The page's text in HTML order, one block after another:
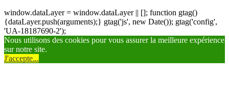
window.dataLayer = window.dataLayer || []; function gtag()
{dataLayer.push(arguments);} gtag('js', new Date()); gtag('config',
'UA-18187690-2');
Nous utilisons des cookies pour vous assurer la meilleure expérience
sur notre site.
J'accepte...